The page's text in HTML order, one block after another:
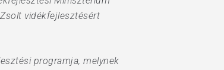
vidékfejlesztésért
programja, melynek